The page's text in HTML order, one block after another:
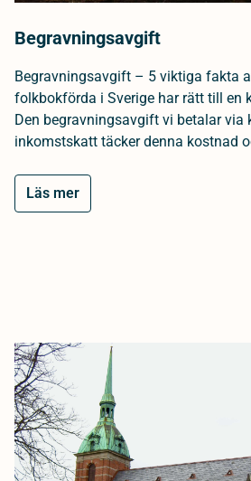
Begravningsavgift
Begravningsavgift – 5 viktiga fakta
folkbokförda i Sverige har rätt till en
Den begravningsavgift vi betalar via
inkomstskatt täcker denna kostnad
Läs mer